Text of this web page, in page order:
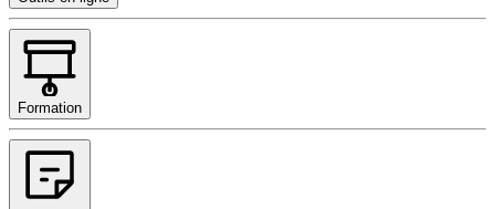
Formation